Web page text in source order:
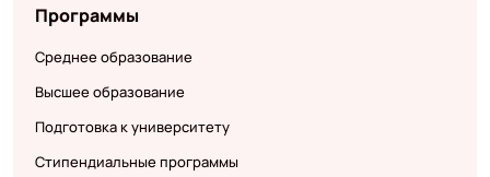
Программы
Среднее образование
Высшее образование
Подготовка к университету
Стипендиальные программы